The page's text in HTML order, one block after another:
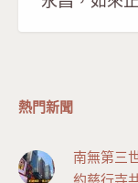
熱門新聞
南無第三
約慈行寺